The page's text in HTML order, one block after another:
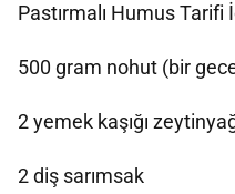
Pastırmalı Humus
500 gram nohut (bir
2 yemek kaşığı
2 diş sarımsak